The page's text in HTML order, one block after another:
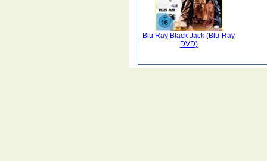
Blu Ray Black Jack (Blu-Ray
DVD)